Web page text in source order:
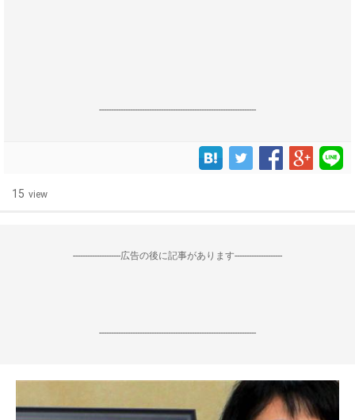
------------------------------------------------------------------
15 view
--------------------広告の後に記事があります--------------------
------------------------------------------------------------------